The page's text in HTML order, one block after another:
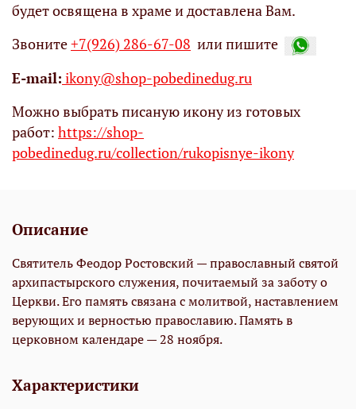
будет освящена в храме и доставлена Вам.
Звоните+7(926) 286-67-08 или пишите
Е-mail: ikony@shop-pobedinedug.ru
Можно выбрать писаную икону из готовых
работ: https://shop-
pobedinedug.ru/collection/rukopisnye-ikony
Описание
Святитель Феодор Ростовский — православный святой
архипастырского служения, почитаемый за заботу о
Церкви. Его память связана с молитвой, наставлением
верующих и верностью православию. Память в
церковном календаре — 28 ноября.
Характеристики